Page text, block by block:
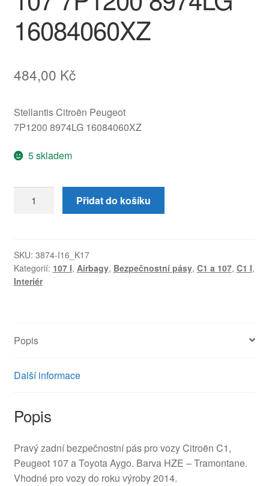
16084060XZ
484,00 Kč
Stellantis Citroën Peugeot
7P1200 8974LG 16084060XZ
5 skladem
zadní
Citroën
C1
Peugeot
16084060XZ
Přidat do košíku
SKU: 3874-I16_K17
Kategorií: 107 I, Airbagy, Bezpečnostní pásy, C1 a 107, C1 I,
Interiér
Popis
Další informace
Popis
Pravý zadní bezpečnostní pás pro vozy Citroën C1,
Peugeot 107 a Toyota Aygo. Barva HZE – Tramontane.
Vhodné pro vozy do roku výroby 2014.